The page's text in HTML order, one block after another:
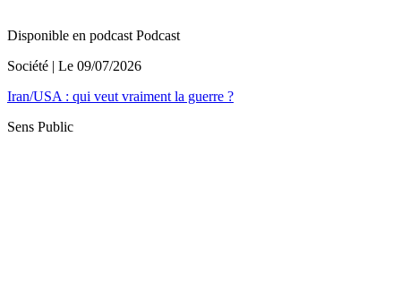
Disponible en podcast Podcast
Société | Le 09/07/2026
Iran/USA : qui veut vraiment la guerre ?
Sens Public